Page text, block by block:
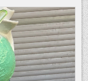
U
D